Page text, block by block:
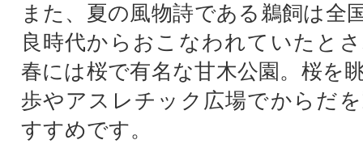
また、夏の風物詩である鵜飼は全
良時代からおこなわれていたと
春には桜で有名な甘木公園。桜を
歩やアスレチック広場でからだ
すすめです。